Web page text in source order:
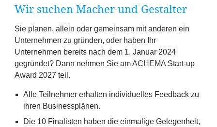
Wir suchen Macher und Gestalter
Sie planen, allein oder gemeinsam mit anderen ein
Unternehmen zu gründen, oder haben Ihr
Unternehmen bereits nach dem 1. Januar 2024
gegründet? Dann nehmen Sie amACHEMAStart-up
Award 2027 teil.
Alle Teilnehmer erhalten individuelles Feedback zu
ihren Businessplänen.
Die 10Finalisten haben die einmalige Gelegenheit,